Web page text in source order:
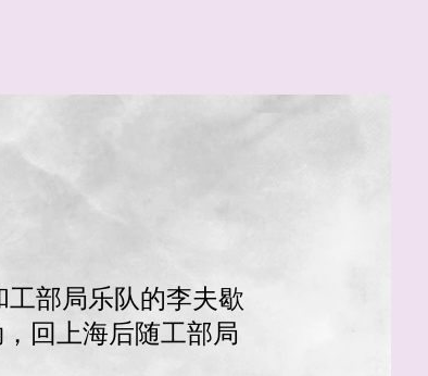
工部局乐队的李夫歇
回上海后随工部局